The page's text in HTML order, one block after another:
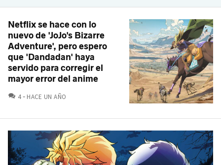
Netflix se hace con lo
nuevo de 'JoJo's Bizarre
Adventure', pero espero
que 'Dandadan' haya
servido para corregir el
mayor error del anime
4 COMENTARIOS
HACE UN AÑO